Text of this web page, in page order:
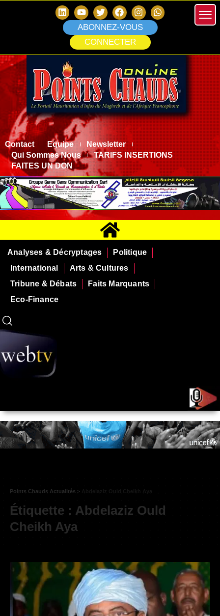
ABONNEZ-VOUS
CONNECTER
Contact Equipe
Newsletter
Qui Sommes Nous
TARIFS INSERTIONS
FAITES UN DON
Analyses & Décryptages
Politique
International
Arts & Cultures
Tribune & Débats
Faits Marquants
Eco-Finance
Points Chauds Actualités >
Étiquette : Abdelaziz Ould
Cheikh Aya